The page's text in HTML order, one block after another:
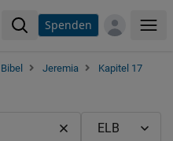
Spenden
Jeremia
Kapitel 17